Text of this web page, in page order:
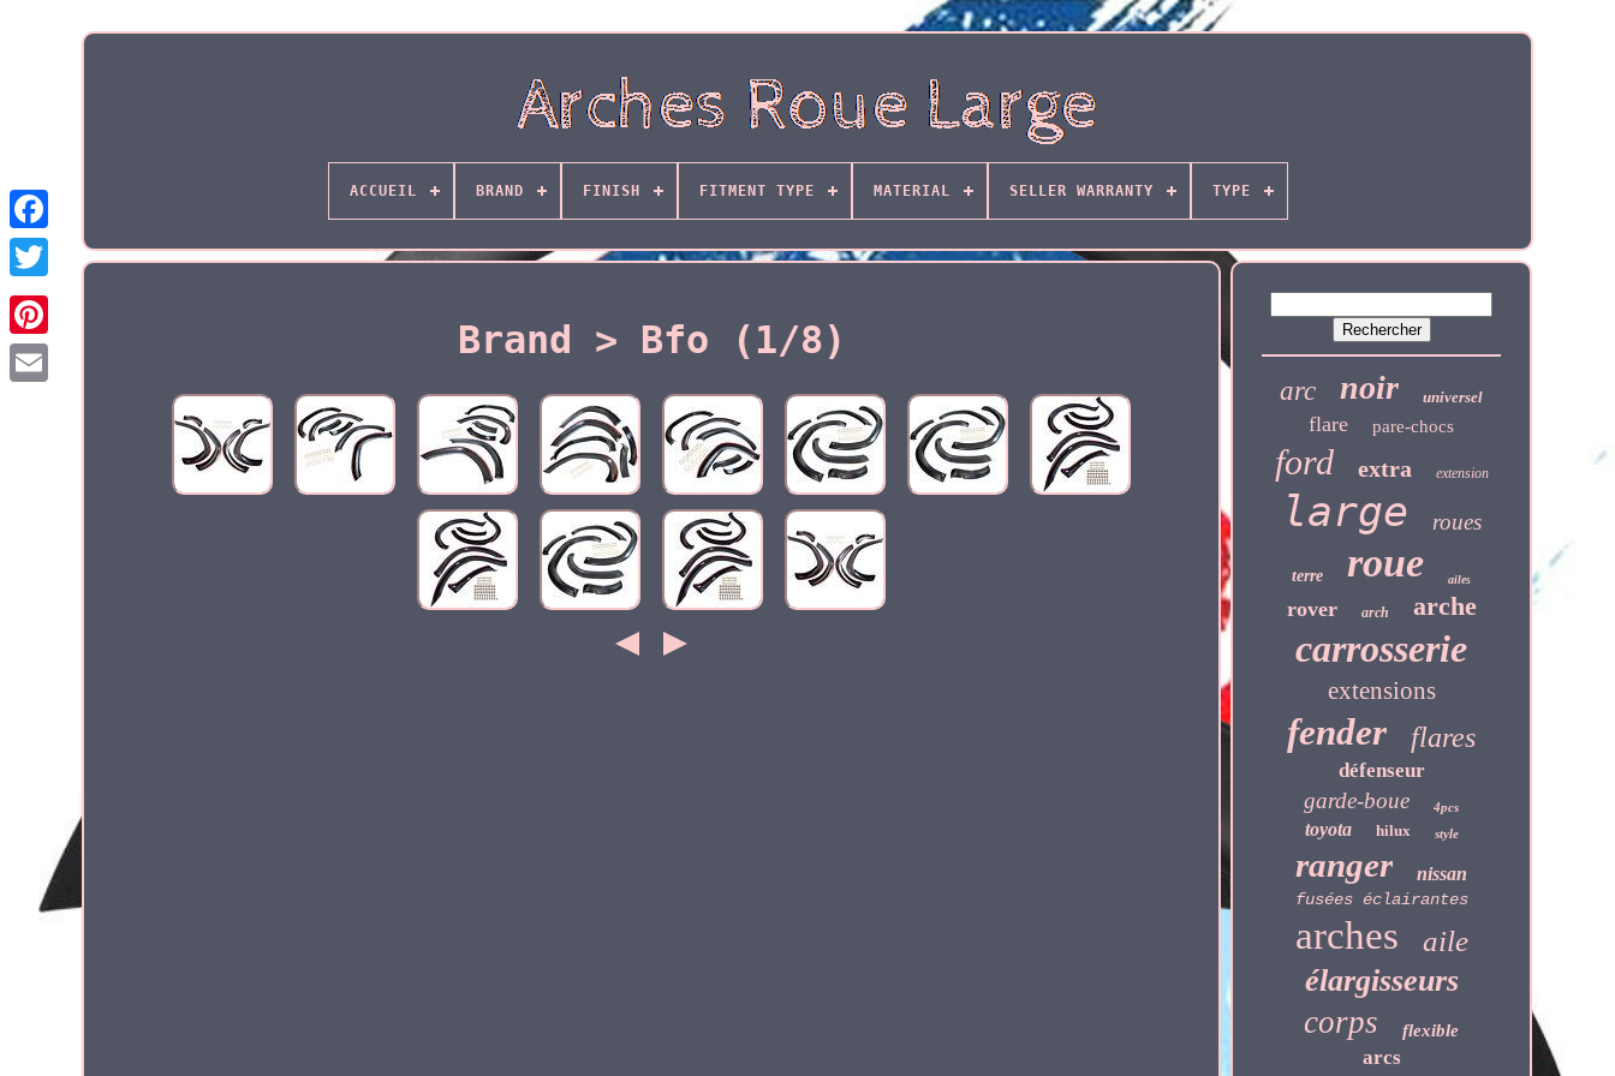
ACCUEIL BRAND FINISH FITMENT TYPE MATERIAL SELLER WARRANTY TYPE
Brand > Bfo (1/8)
arc noir universel
flare pare-chocs
ford extra extension
large roues
terre roue ailes
rover arch arche
carrosserie
extensions
fender flares
défenseur
garde-boue 4pcs
toyota hilux style
ranger nissan
fusées éclairantes
arches aile
élargisseurs
corps flexible
arcs